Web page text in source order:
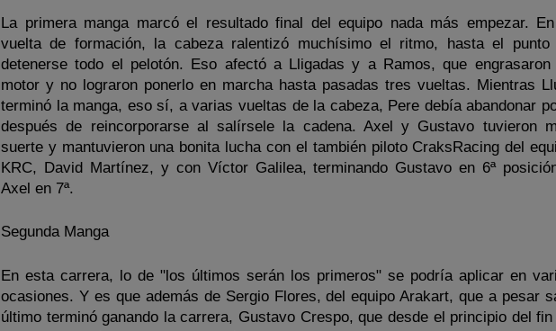
La primera manga marcó el resultado final del equipo nada más empezar.
vuelta de formación, la cabeza ralentizó muchísimo el ritmo, hasta el punto
detenerse todo el pelotón. Eso afectó a Lligadas y a Ramos, que engrasaron
motor y no lograron ponerlo en marcha hasta pasadas tres vueltas. Mientras
terminó la manga, eso sí, a varias vueltas de la cabeza, Pere debía abandonar
después de reincorporarse al salírsele la cadena. Axel y Gustavo tuvieron
suerte y mantuvieron una bonita lucha con el también piloto CraksRacing del
KRC, David Martínez, y con Víctor Galilea, terminando Gustavo en 6ª
Axel en 7ª.
Segunda Manga
En esta carrera, lo de "los últimos serán los primeros" se podría aplicar en
ocasiones. Y es que además de Sergio Flores, del equipo Arakart, que a pesar
último terminó ganando la carrera, Gustavo Crespo, que desde el principio del fin